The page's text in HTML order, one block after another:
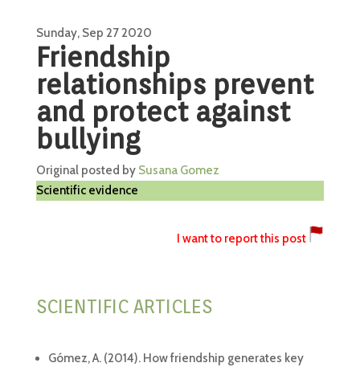
Sunday, Sep 27 2020
Friendship
relationships prevent
and protect against
bullying
Original posted by Susana Gomez
Scientific evidence
I want to report this post
SCIENTIFIC ARTICLES
Gómez, A. (2014). How friendship generates key